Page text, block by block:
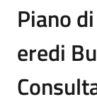
Piano
eredi